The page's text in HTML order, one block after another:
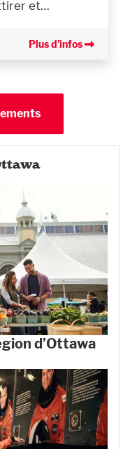
et…
Plus d’infos
d’Ottawa